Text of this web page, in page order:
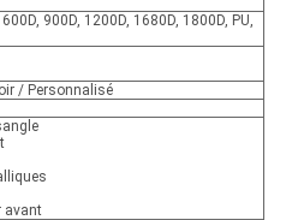
900D, 1200D, 1680D, 1800D, PU,
/ Personnalisé
avant